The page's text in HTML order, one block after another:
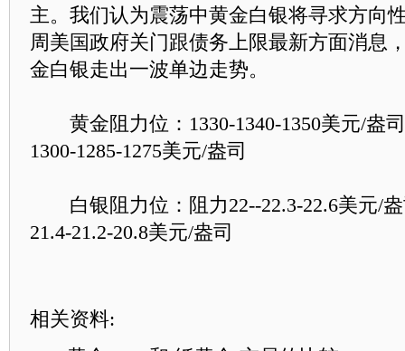
主。我们认为震荡中黄金白银将寻求方向
周美国政府关门跟债务上限最新方面消息
金白银走出一波单边走势。
黄金阻力位：1330-1340-1350美元/盎
1300-1285-1275美元/盎司
白银阻力位：阻力22--22.3-22.6美元/盎
21.4-21.2-20.8美元/盎司
相关资料: